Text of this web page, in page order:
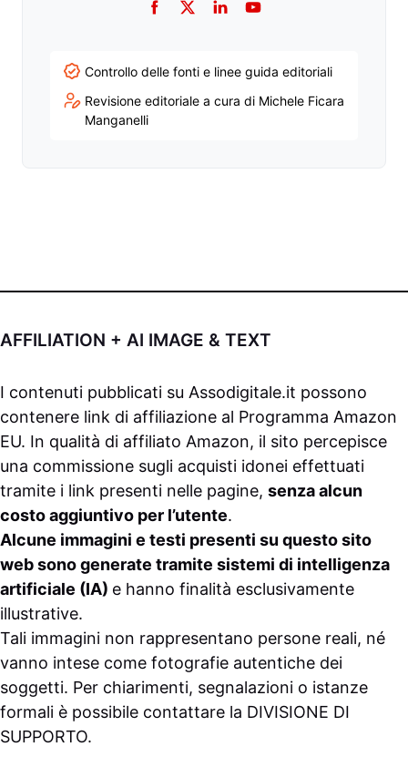
Facebook
TwitterLinkedInYouTube
Controllo delle fonti e linee guida editoriali
Revisione editoriale a cura di Michele Ficara
Manganelli
AFFILIATION + AI IMAGE & TEXT
I contenuti pubblicati su Assodigitale.it possono
contenere link di affiliazione al Programma Amazon
EU. In qualità di affiliato Amazon, il sito percepisce
una commissione sugli acquisti idonei effettuati
tramite i link presenti nelle pagine, senza alcun
costo aggiuntivo per l’utente.
Alcune immagini e testi presenti su questo sito
web sono generate tramite sistemi di intelligenza
artificiale (IA) e hanno finalità esclusivamente
illustrative.
Tali immagini non rappresentano persone reali, né
vanno intese come fotografie autentiche dei
soggetti. Per chiarimenti, segnalazioni o istanze
formali è possibile contattare la DIVISIONE DI
SUPPORTO.